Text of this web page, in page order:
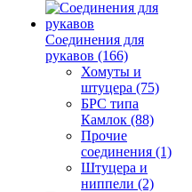
Соединения для
рукавов (166)
Хомуты и
штуцера (75)
БРС типа
Камлок (88)
Прочие
соединения (1)
Штуцера и
ниппели (2)